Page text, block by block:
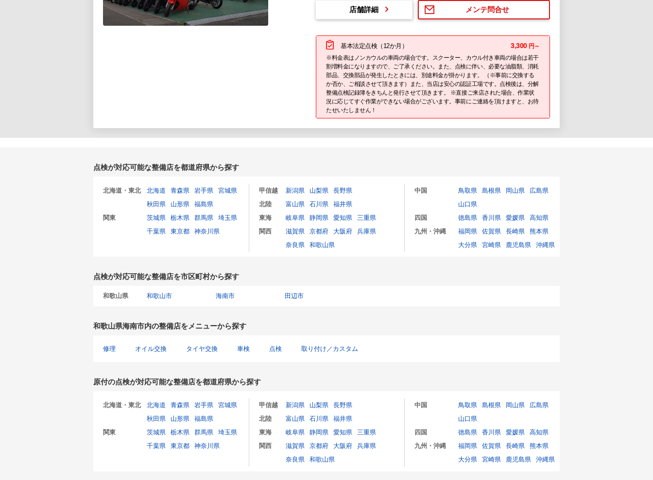
メンテ問合せ
店舗詳細
基本法定点検（12か月） 3,300 円～
※料金表はノンカウルの車両の場合です。スクーター、カウル付き車両の場合は若干
割増料金になりますので、ご了承ください。また、点検に伴い、必要な油脂類、消耗
部品、交換部品が発生したときには、別途料金が掛かります。 （※事前に交換する
か否か、ご相談させて頂きます）また、当店は安心の認証工場です。点検後は、分解
整備点検記録簿をきちんと発行させて頂きます。 ※直接ご来店された場合、作業状
況に応じてすぐ作業ができない場合がございます。事前にご連絡を頂けますと、お待
たせいたしません！
点検が対応可能な整備店を都道府県から探す
北海道・東北 北海道 青森県 岩手県
宮城県
秋田県
山形県
福島県
関東
茨城県 栃木県 群馬県
埼玉県
千葉県
東京都 神奈川県
甲信越 新潟県 山梨県
長野県
北陸
富山県 石川県
福井県
東海
岐阜県 静岡県 愛知県
三重県
関西
滋賀県 京都府 大阪府
兵庫県
奈良県
和歌山県
中国 鳥取県 島根県 岡山県
広島県
山口県
四国
徳島県 香川県 愛媛県
高知県
九州・沖縄
福岡県 佐賀県 長崎県
熊本県
大分県
宮崎県 鹿児島県 沖縄県
点検が対応可能な整備店を市区町村から探す
和歌山県 和歌山市 海南市 田辺市
和歌山県海南市内の整備店をメニューから探す
修理 オイル交換 タイヤ交換 車検 点検 取り付け／カスタム
原付の点検が対応可能な整備店を都道府県から探す
北海道・東北 北海道 青森県 岩手県
宮城県
秋田県
山形県
福島県
関東
茨城県 栃木県 群馬県
埼玉県
千葉県
東京都 神奈川県
甲信越 新潟県 山梨県
長野県
北陸
富山県 石川県
福井県
東海
岐阜県 静岡県 愛知県
三重県
関西
滋賀県 京都府 大阪府
兵庫県
奈良県
和歌山県
中国 鳥取県 島根県 岡山県
広島県
山口県
四国
徳島県 香川県 愛媛県
高知県
九州・沖縄
福岡県 佐賀県 長崎県
熊本県
大分県
宮崎県 鹿児島県 沖縄県